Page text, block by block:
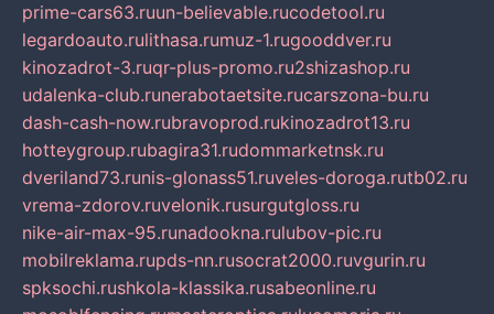
prime-cars63.ruun-believable.rucodetool.ru
legardoauto.rulithasa.rumuz-1.rugooddver.ru
kinozadrot-3.ruqr-plus-promo.ru2shizashop.ru
udalenka-club.runerabotaetsite.rucarszona-bu.ru
dash-cash-now.rubravoprod.rukinozadrot13.ru
hotteygroup.rubagira31.rudommarketnsk.ru
dveriland73.runis-glonass51.ruveles-doroga.rutb02.ru
vrema-zdorov.ruvelonik.rusurgutgloss.ru
nike-air-max-95.runadookna.rulubov-pic.ru
mobilreklama.rupds-nn.rusocrat2000.ruvgurin.ru
spksochi.rushkola-klassika.rusabeonline.ru